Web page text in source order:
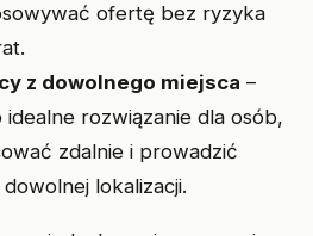
ofertę bez ryzyka
z dowolnego miejsca –
rozwiązanie dla osób,
zdalnie i prowadzić
lokalizacji.